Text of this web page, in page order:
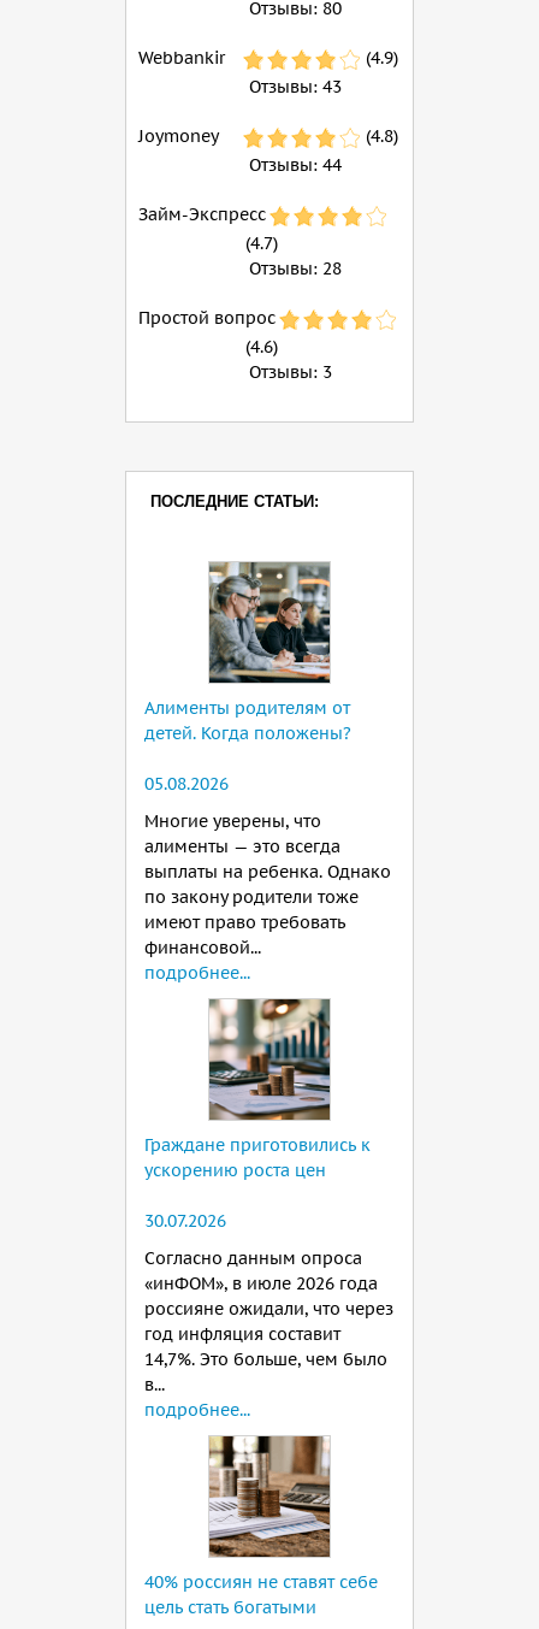
Отзывы: 80
Webbankir
(4.9)
Отзывы: 43
Joymoney
(4.8)
Отзывы: 44
Займ-Экспресс
(4.7)
Отзывы: 28
Простой вопрос
(4.6)
Отзывы: 3
ПОСЛЕДНИЕ СТАТЬИ:
Алименты родителям от
детей. Когда положены?
05.08.2026
Многие уверены, что
алименты — это всегда
выплаты на ребенка. Однако
по закону родители тоже
имеют право требовать
финансовой...
подробнее...
Граждане приготовились к
ускорению роста цен
30.07.2026
Согласно данным опроса
«инФОМ», в июле 2026 года
россияне ожидали, что через
год инфляция составит
14,7%. Это больше, чем было
в...
подробнее...
40% россиян не ставят себе
цель стать богатыми